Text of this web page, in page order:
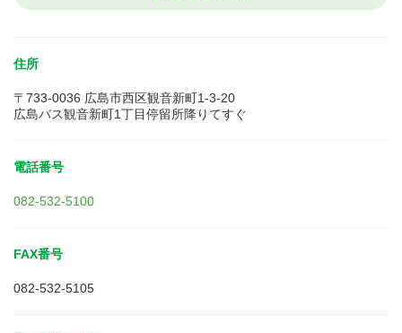
住所
〒733-0036 広島市西区観音新町1-3-20
広島バス観音新町1丁目停留所降りてすぐ
電話番号
082-532-5100
FAX番号
082-532-5105